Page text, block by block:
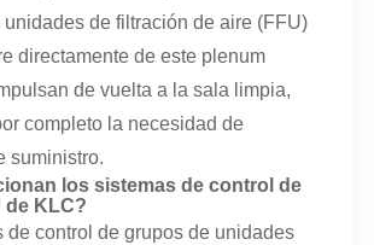
unidades de filtración de aire (FFU)
directamente de este plenum
de vuelta a la sala limpia,
completo la necesidad de
suministro.
los sistemas de control de
de KLC?
de control de grupos de unidades